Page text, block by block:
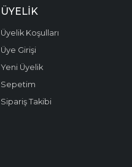
ÜYELIK
Üyelik Koşulları
Üye Girişi
Yeni Üyelik
Sepetim
Sipariş Takibi